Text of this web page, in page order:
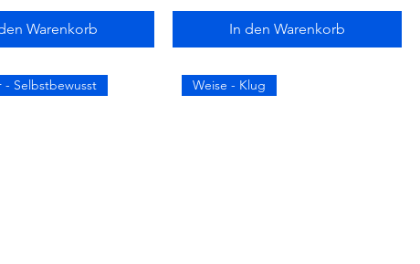
Warenkorb In den Warenkorb
- Selbstbewusst Weise - Klug